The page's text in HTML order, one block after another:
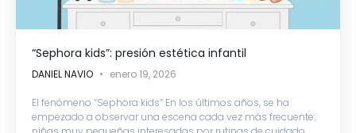
“Sephora kids”: presión estética infantil
DANIEL NAVIO enero 19, 2026
El fenómeno “Sephora kids” En los últimos años, se ha
empezado a observar una escena cada vez más frecuente: